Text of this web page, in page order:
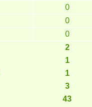
0
0
0
2
1
1
3
43